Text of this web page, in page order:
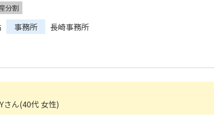
分割
事務所 長崎事務所
さん(40代 女性)